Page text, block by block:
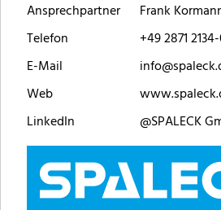
Ansprechpartner
Frank
Telefon
+49 2871
E-Mail
Web
LinkedIn
@SPALECK